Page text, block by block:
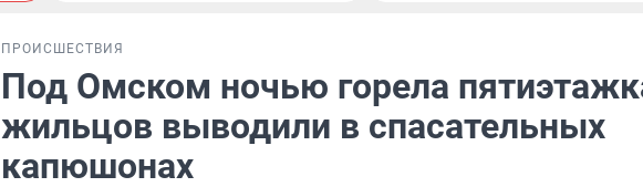
ПРОИСШЕСТВИЯ
Под Омском ночью горела
жильцов выводили в спасательных
капюшонах